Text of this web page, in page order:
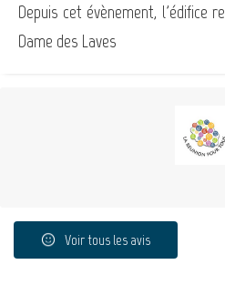
Depuis cet évènement, l'édifice
Dame des Laves
Voir tous les avis